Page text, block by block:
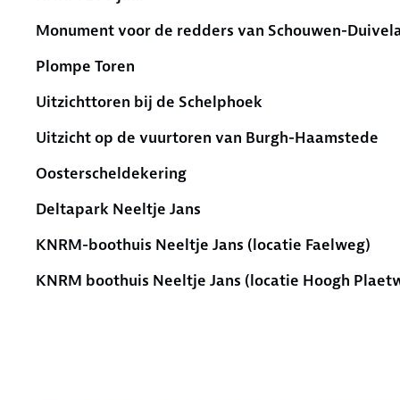
Monument voor de redders van Schouwen-
Plompe Toren
Uitzichttoren bij de Schelphoek
Uitzicht op de vuurtoren van Burgh-Haamstede
Oosterscheldekering
Deltapark Neeltje Jans
KNRM-boothuis Neeltje Jans (locatie Faelweg)
KNRM boothuis Neeltje Jans (locatie Hoogh